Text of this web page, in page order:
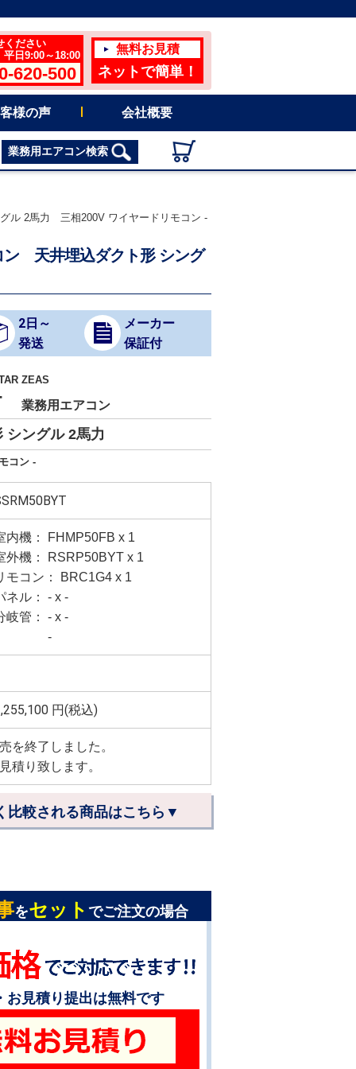
ください
日9:00～18:00
620-500
無料お見積
ネットで簡単！
様の声 会社概要
業務用エアコン検索
2馬力 三相200V ワイヤードリモコン -
天井埋込ダクト形 シング
2日～
発送
メーカー
保証付
ZEAS
業務用エアコン
シングル 2馬力
コン -
内機： FHMP50FB x 1
外機： RSRP50BYT x 1
モコン： BRC1G4 x 1
ネル： - x -
岐管： - x -
円(税込)
を終了しました。
積り致します。
比較される商品はこちら▼
をセット でご注文の場合
お見積り提出は無料です